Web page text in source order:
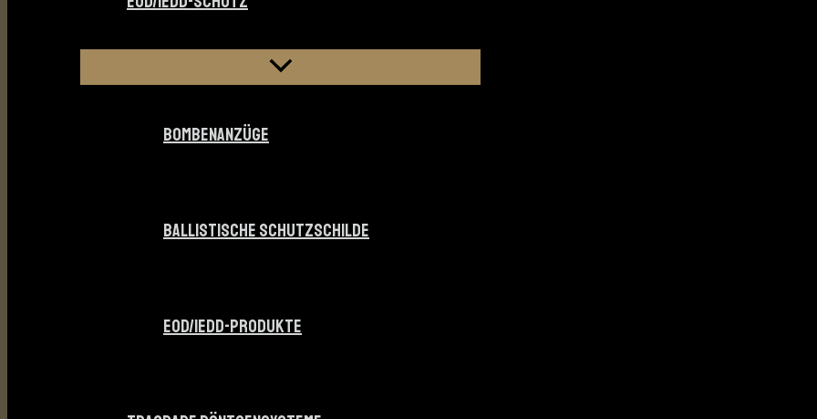
BOMBENANZÜGE
BALLISTISCHE SCHUTZSCHILDE
EOD/IEDD-PRODUKTE